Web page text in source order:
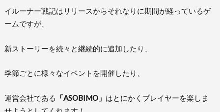
イルーナー戦記はリリースからそれなりに期間が経っているゲ
ームですが、
新ストーリーを続々と継続的に追加したり、
季節ごとに様々なイベントを開催したり、
運営会社である 「ASOBIMO」 はとにかくプレイヤーを楽しま